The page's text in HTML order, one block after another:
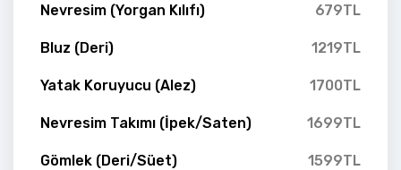
Nevresim (Yorgan Kılıfı) 679TL
Bluz (Deri) 1219TL
Yatak Koruyucu (Alez) 1700TL
Nevresim Takımı (İpek/Saten) 1699TL
Gömlek (Deri/Süet) 1599TL